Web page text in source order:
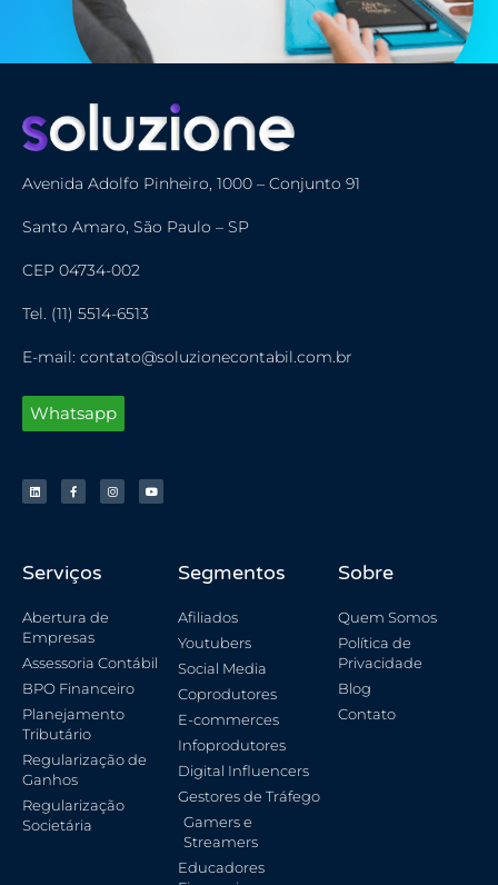
Avenida Adolfo Pinheiro, 1000 – Conjunto 91
Santo Amaro, São Paulo – SP
CEP 04734-002
Tel. (11) 5514-6513
E-mail: contato@soluzionecontabil.com.br
Whatsapp
Serviços
Abertura de
Empresas
Assessoria Contábil
BPO Financeiro
Planejamento
Tributário
Regularização de
Ganhos
Regularização
Societária
Segmentos
Afiliados
Youtubers
Social Media
Coprodutores
E-commerces
Infoprodutores
Digital Influencers
Gestores de Tráfego
Gamers e
Streamers
Educadores
Sobre
Quem Somos
Política de
Privacidade
Blog
Contato